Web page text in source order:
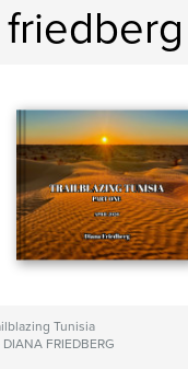
Tunisia
DIANA FRIEDBERG